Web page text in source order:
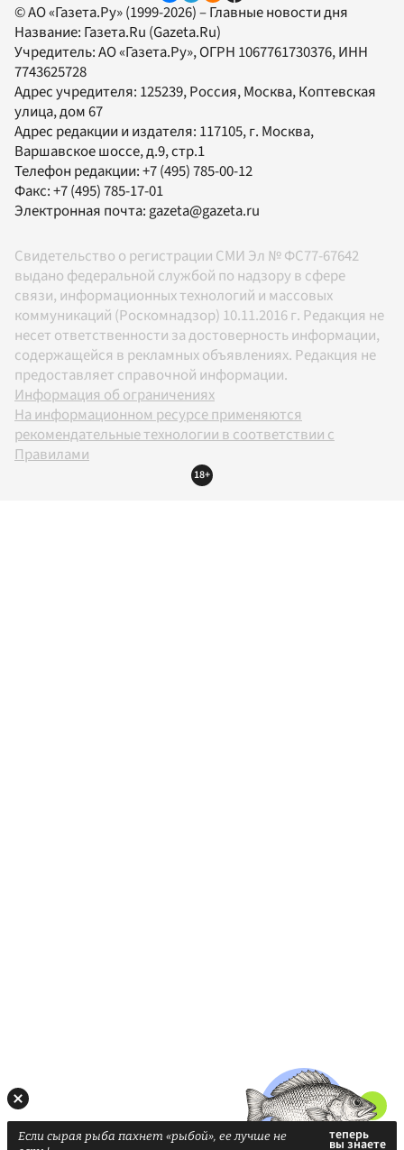
© АО «Газета.Ру» (1999-2026) – Главные новости дня
Название: Газета.Ru (Gazeta.Ru)
Учредитель:АО «Газета.Ру», ОГРН 1067761730376, ИНН
7743625728
Адрес учредителя: 125239, Россия, Москва, Коптевская
улица, дом 67
Адрес редакции и издателя: 117105, г. Москва,
Варшавское шоссе, д.9, стр.1
Телефон редакции:+7 (495) 785-00-12
Факс:+7 (495) 785-17-01
Электронная почта: gazeta@gazeta.ru
Свидетельство о регистрации СМИ Эл № ФС77-67642
выдано федеральной службой по надзору в сфере
связи, информационных технологий и массовых
коммуникаций (Роскомнадзор) 10.11.2016 г. Редакция не
несет ответственности за достоверность информации,
содержащейся в рекламных объявлениях. Редакция не
предоставляет справочной информации.
Информация об ограничениях
На информационном ресурсе применяются
рекомендательные технологии в соответствии с
Правилами
18+
Если сырая рыба пахнет «рыбой», ее лучше не